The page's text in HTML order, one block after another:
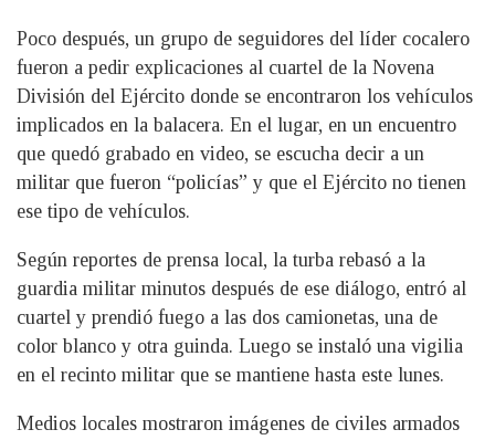
Poco después, un grupo de seguidores del líder cocalero
fueron a pedir explicaciones al cuartel de la Novena
División del Ejército donde se encontraron los vehículos
implicados en la balacera. En el lugar, en un encuentro
que quedó grabado en video, se escucha decir a un
militar que fueron “policías” y que el Ejército no tienen
ese tipo de vehículos.
Según reportes de prensa local, la turba rebasó a la
guardia militar minutos después de ese diálogo, entró al
cuartel y prendió fuego a las dos camionetas, una de
color blanco y otra guinda. Luego se instaló una vigilia
en el recinto militar que se mantiene hasta este lunes.
Medios locales mostraron imágenes de civiles armados